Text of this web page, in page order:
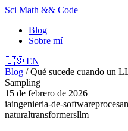
Sci Math && Code
Blog
Sobre mí
🇺🇸 EN
Blog / Qué sucede cuando un
Sampling
15 de febrero de 2026
iaingenieria-de-software
naturaltransformersllm